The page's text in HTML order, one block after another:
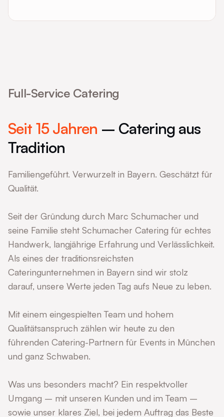
Full-Service Catering
Seit 15 Jahren – Catering aus
Tradition
Familiengeführt. Verwurzelt in Bayern. Geschätzt für
Qualität.
Seit der Gründung durch Marc Schumacher und
seine Familie steht Schumacher Catering für echtes
Handwerk, langjährige Erfahrung und Verlässlichkeit.
Als eines der traditionsreichsten
Cateringunternehmen in Bayern sind wir stolz
darauf, unsere Werte jeden Tag aufs Neue zu leben.
Mit einem eingespielten Team und hohem
Qualitätsanspruch zählen wir heute zu den
führenden Catering-Partnern für Events in München
und ganz Schwaben.
Was uns besonders macht? Ein respektvoller
Umgang – mit unseren Kunden und im Team –
sowie unser klares Ziel, bei jedem Auftrag das Beste